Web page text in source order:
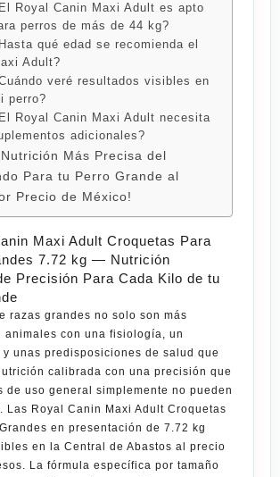
Royal Canin Maxi Adult es apto
perros de más de 44 kg?
qué edad se recomienda el
Adult?
veré resultados visibles en
perro?
Royal Canin Maxi Adult necesita
adicionales?
Nutrición Más Precisa del
Para tu Perro Grande al
Precio de México!
Maxi Adult Croquetas Para
7.72 kg — Nutrición
Precisión Para Cada Kilo de tu
razas grandes no solo son más
animales con una fisiología, un
y unas predisposiciones de salud que
calibrada con una precisión que
de uso general simplemente no pueden
Las Royal Canin Maxi Adult Croquetas
en presentación de 7.72 kg
en la Central de Abastos al precio
. La fórmula específica por tamaño